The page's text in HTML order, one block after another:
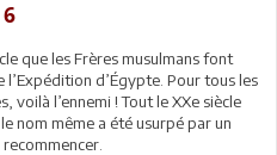
6
que les Frères musulmans font
d’Égypte. Pour tous les
voilà l’ennemi ! Tout le XXe siècle
nom même a été usurpé par un